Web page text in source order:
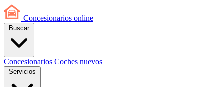
Concesionarios online
Buscar
Concesionarios Coches nuevos
Servicios